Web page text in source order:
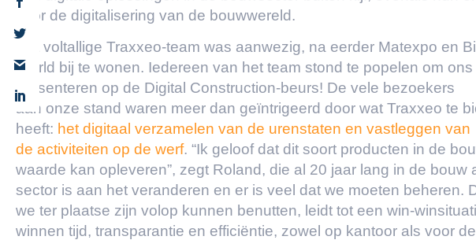
voor de digitalisering van de bouwwereld.
Het voltallige Traxxeo-team was aanwezig, na eerder Matexpo en
World bij te wonen. Iedereen van het team stond te popelen om
presenteren op de Digital Construction-beurs! De vele bezoekers
aan onze stand waren meer dan geïntrigeerd door wat Traxxeo te
heeft: het digitaal verzamelen van de urenstaten en vastleggen van
de activiteiten op de werf. “Ik geloof dat dit soort producten in de
waarde kan opleveren”, zegt Roland, die al 20 jaar lang in de bouw
sector is aan het veranderen en er is veel dat we moeten beheren.
we ter plaatse zijn volop kunnen benutten, leidt tot een win-
winnen tijd, transparantie en efficiëntie, zowel op kantoor als voor